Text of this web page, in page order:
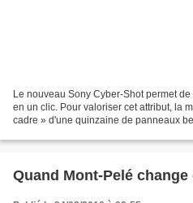
Le nouveau Sony Cyber-Shot permet
en un clic. Pour valoriser cet attribut, la
cadre » d'une quinzaine de panneaux
Quand Mont-Pelé change